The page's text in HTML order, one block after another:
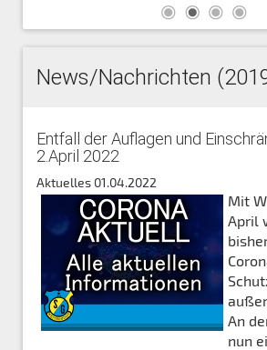
News/Nachrichten
Entfall der Auflagen und
2.April 2022
Aktuelles 01.04.2022
Mit
April
An
nun